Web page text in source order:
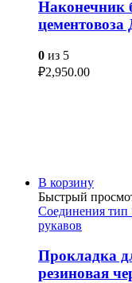
Наконечник
0 из 5
₽2,950.00
В корзину
Быстрый
Соединения тип
рукавов
Прокладка
резиновая